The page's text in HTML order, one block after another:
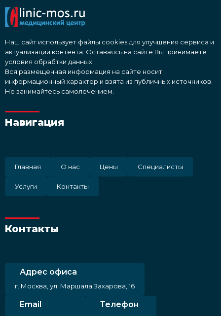
Наш сайт использует файлы cookies для улучшения сервиса и
актуализации контента. Оставаясь на сайте Вы принимаете
условия обрабтки данных.
Вся размещенная информация на сайте носит
информационный характер и взята из публичных источников.
Не занимайтесь самолечением.
Навигация
Главная О нас Цены Специалисты
Услуги Контакты
Контакты
Адрес офиса
г. Москва, ул. Маршала Захарова, 16
Email Телефон